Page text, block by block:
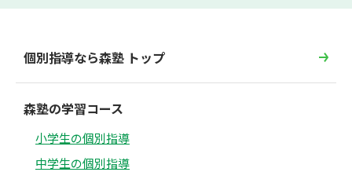
個別指導なら森塾 トップ
森塾の学習コース
小学生の個別指導
中学生の個別指導